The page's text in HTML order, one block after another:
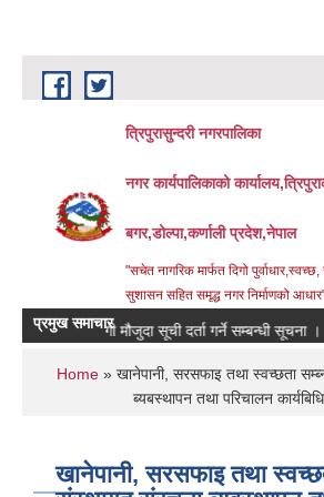
Skip to main content
त्रिपुरासुन्दरी नगरपालिका
नगर कार्यपालिकाको
बगर,डोल्पा,कर्णाली प्रदेश,नेपाल
"सचेत नागरिक मार्फत दिगो
सुशासन सहित समृद्ध नगर निर्माणको
प्रमुख समाचार
का लागी मौजुदा सूची दर्ता गर्ने सम्बन्धी सूचना ।
You are here
Home » खानेपानी, सरसफाइ तथा स्वच्छता
ब्यबस्थापन तथा परिचालन
खानेपानी, सरसफाइ तथा